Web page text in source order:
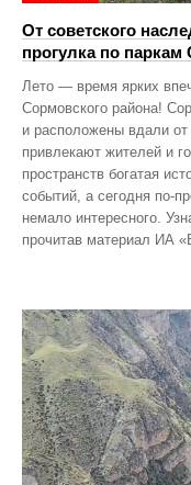
От советского
прогулка по
Лето — время ярких
Сормовского района!
и расположены вдали
привлекают жителей и
пространств богатая
событий, а сегодня
немало интересного.
прочитав материал ИА